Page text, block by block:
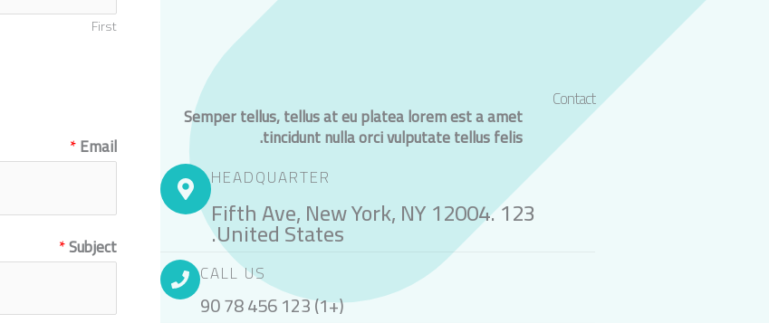
Contact
Semper tellus, tellus at eu platea lorem est a amet
tincidunt nulla orci vulputate tellus felis.
HEADQUARTER
123 Fifth Ave, New York, NY 12004.
United States.
CALL US
(+1) 123 456 78 90
First
Email
*
Subject
*